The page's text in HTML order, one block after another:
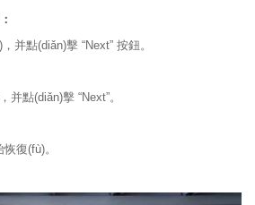
并點(diǎn)擊 “Next” 按鈕。
點(diǎn)擊 “Next”。
復(fù)。